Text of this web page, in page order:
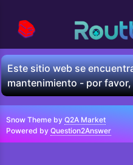
📚
Este sitio web se
mantenimiento - por
Snow Theme by Q2A Market
Powered by Question2Answer